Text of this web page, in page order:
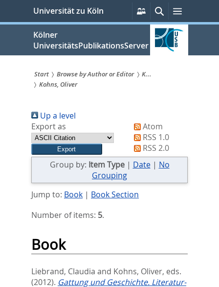
springen
Universität zu Köln
Persönliche
Services
SucheMenü
Kölner
UniversitätsPublikationsServer
Sie
sind
hier:
Start Browse by Author or Editor
K...
Kohns, Oliver
Up a level
Export as
Atom
RSS 1.0
RSS 2.0
Group by: Item Type| Date| No
Grouping
Jump to: Book| Book Section
Number of items: 5.
Book
Liebrand, Claudia and Kohns, Oliver, eds.
(2012). Gattung und Geschichte. Literatur-